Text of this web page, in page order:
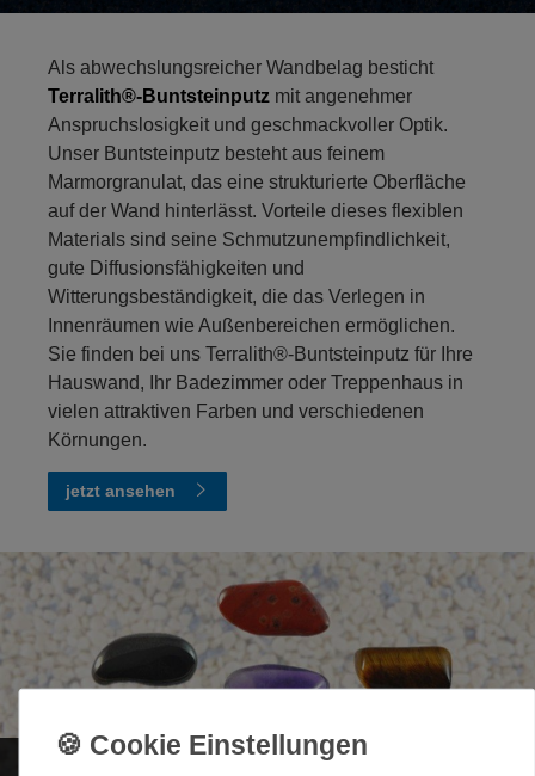
Als abwechslungsreicher Wandbelag besticht
Terralith®-Buntsteinputz mit angenehmer
Anspruchslosigkeit und geschmackvoller Optik.
Unser Buntsteinputz besteht aus feinem
Marmorgranulat, das eine strukturierte Oberfläche
auf der Wand hinterlässt. Vorteile dieses flexiblen
Materials sind seine Schmutzunempfindlichkeit,
gute Diffusionsfähigkeiten und
Witterungsbeständigkeit, die das Verlegen in
Innenräumen wie Außenbereichen ermöglichen.
Sie finden bei uns Terralith®-Buntsteinputz für Ihre
Hauswand, Ihr Badezimmer oder Treppenhaus in
vielen attraktiven Farben und verschiedenen
Körnungen.
jetzt ansehen